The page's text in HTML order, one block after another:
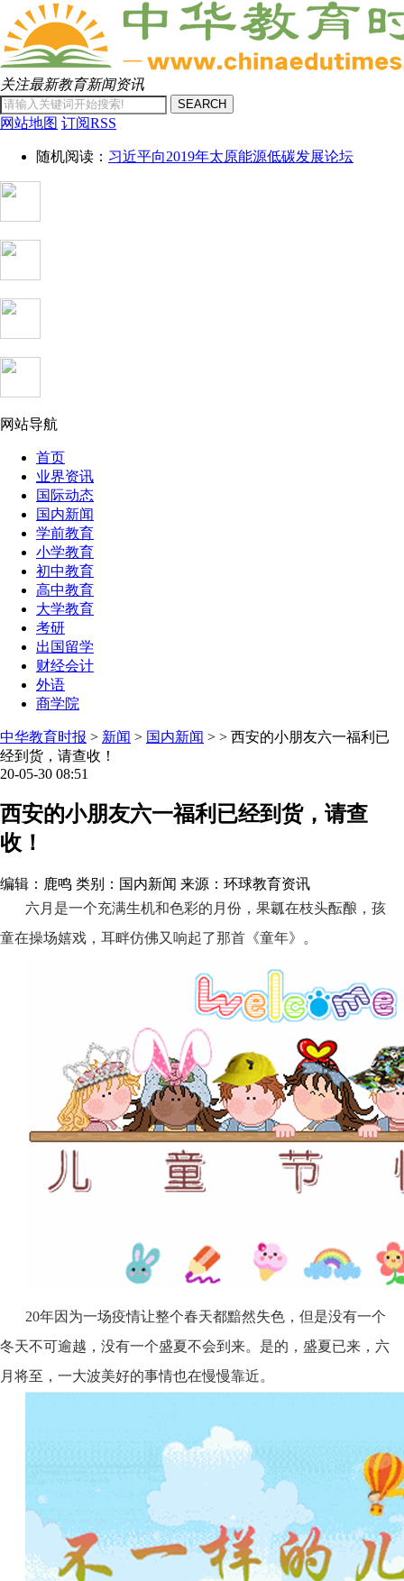
关注最新教育新闻资讯
SEARCH
网站地图 订阅RSS
随机阅读： 习近平向2019年太原能源低碳发展论坛
网站导航
首页
业界资讯
国际动态
国内新闻
学前教育
小学教育
初中教育
高中教育
大学教育
考研
出国留学
财经会计
外语
商学院
中华教育时报 > 新闻 > 国内新闻 > > 西安的小朋友六一福利已
经到货，请查收！
20-05-30 08:51
西安的小朋友六一福利已经到货，请查
收！
编辑：鹿鸣 类别：国内新闻 来源：环球教育资讯
六月是一个充满生机和色彩的月份，果瓤在枝头酝酿，孩
童在操场嬉戏，耳畔仿佛又响起了那首《童年》。
20年因为一场疫情让整个春天都黯然失色，但是没有一个
冬天不可逾越，没有一个盛夏不会到来。是的，盛夏已来，六
月将至，一大波美好的事情也在慢慢靠近。